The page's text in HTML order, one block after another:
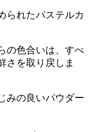
られたパステルカ
の色合いは、すべ
さを取り戻しま
みの良いパウダー